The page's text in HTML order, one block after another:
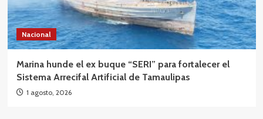
Nacional
Marina hunde el ex buque “SERI” para fortalecer el
Sistema Arrecifal Artificial de Tamaulipas
1 agosto, 2026